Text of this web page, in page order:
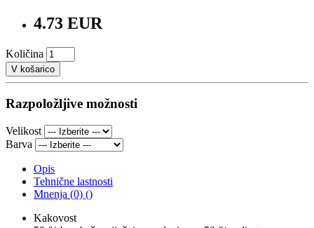
4.73 EUR
Količina
V košarico
Razpoložljive možnosti
Velikost
Barva
Opis
Tehnične lastnosti
Mnenja (0) ()
Kakovost